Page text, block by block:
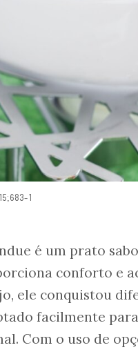
1
é um prato
conforto e
ele conquistou
facilmente
Com o uso de